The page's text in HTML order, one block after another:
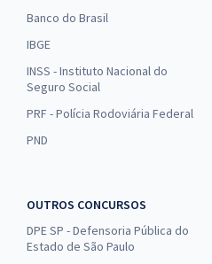
Banco do Brasil
IBGE
INSS - Instituto Nacional do
Seguro Social
PRF - Polícia Rodoviária Federal
PND
OUTROS CONCURSOS
DPE SP - Defensoria Pública do
Estado de São Paulo